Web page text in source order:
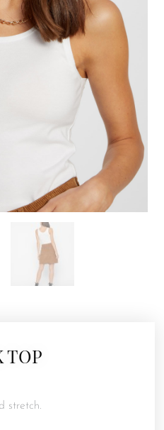
TOP
stretch.